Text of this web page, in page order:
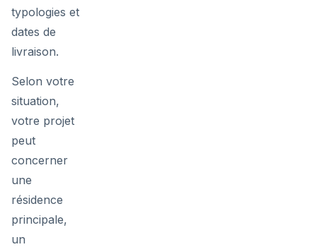
typologies et
dates de
livraison.
Selon votre
situation,
votre projet
peut
concerner
une
résidence
principale,
un